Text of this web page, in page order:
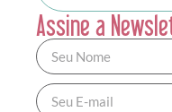
Assine a